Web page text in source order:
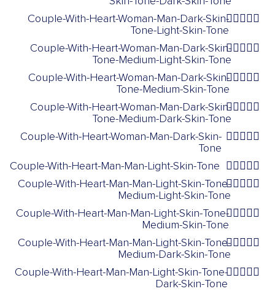
👩🏿‍❤️‍👨🏻
Couple-With-Heart-Woman-Man-Dark-Skin-
Tone-Light-Skin-Tone
👩🏿‍❤️‍👨🏼
Couple-With-Heart-Woman-Man-Dark-Skin-
Tone-Medium-Light-Skin-Tone
👩🏿‍❤️‍👨🏽
Couple-With-Heart-Woman-Man-Dark-Skin-
Tone-Medium-Skin-Tone
👩🏿‍❤️‍👨🏾
Couple-With-Heart-Woman-Man-Dark-Skin-
Tone-Medium-Dark-Skin-Tone
👩🏿‍❤️‍👨🏿
Couple-With-Heart-Woman-Man-Dark-Skin-
Tone
👨🏻‍❤️‍👨🏻
Couple-With-Heart-Man-Man-Light-Skin-Tone
👨🏻‍❤️‍👨🏼
Couple-With-Heart-Man-Man-Light-Skin-Tone-
Medium-Light-Skin-Tone
👨🏻‍❤️‍👨🏽
Couple-With-Heart-Man-Man-Light-Skin-Tone-
Medium-Skin-Tone
👨🏻‍❤️‍👨🏾
Couple-With-Heart-Man-Man-Light-Skin-Tone-
Medium-Dark-Skin-Tone
👨🏻‍❤️‍👨🏿
Couple-With-Heart-Man-Man-Light-Skin-Tone-
Dark-Skin-Tone